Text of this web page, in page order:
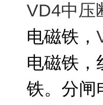
VD4中压
电磁铁，
电磁铁，
铁。分闸